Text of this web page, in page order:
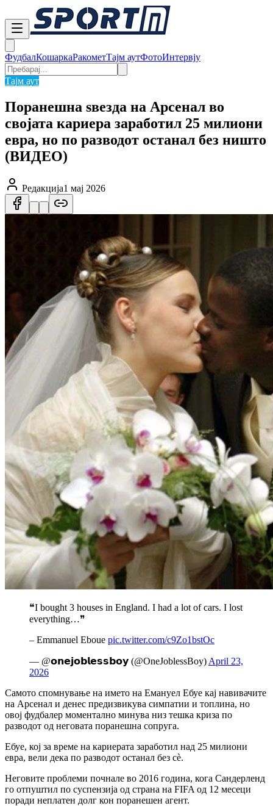
ФудбалКошаркаРакометТајм аутФотоИнтервју
Тајм аут
Поранешна ѕвезда на Арсенал во
својата кариера заработил 25 милиони
евра, но по разводот останал без ништо
(ВИДЕО)
Редакција1 мај 2026
❝I bought 3 houses in England. I had a lot of cars. I lost
everything…❞
– Emmanuel Eboue pic.twitter.com/c9Zo1bstOc
— @𝗼𝗻𝗲𝗷𝗼𝗯𝗹𝗲𝘀𝘀𝗯𝗼𝘆 (@OneJoblessBoy) April 23,
2026
Самото спомнување на името на Емануел Ебуе кај навивачите
на Арсенал и денес предизвикува симпатии и топлина, но
овој фудбалер моментално минува низ тешка криза по
разводот од неговата поранешна сопруга.
Ебуе, кој за време на кариерата заработил над 25 милиони
евра, вели дека по разводот останал без сè.
Неговите проблеми почнале во 2016 година, кога Сандерленд
го отпуштил по суспензија од страна на FIFA од 12 месеци
поради неплатен долг кон поранешен агент.